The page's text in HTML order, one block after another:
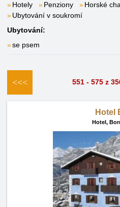
Hotely
Penziony Horské
Ubytování v soukromí
Ubytování:
se psem
<<< 551 - 575 z
Hotel
Hotel,